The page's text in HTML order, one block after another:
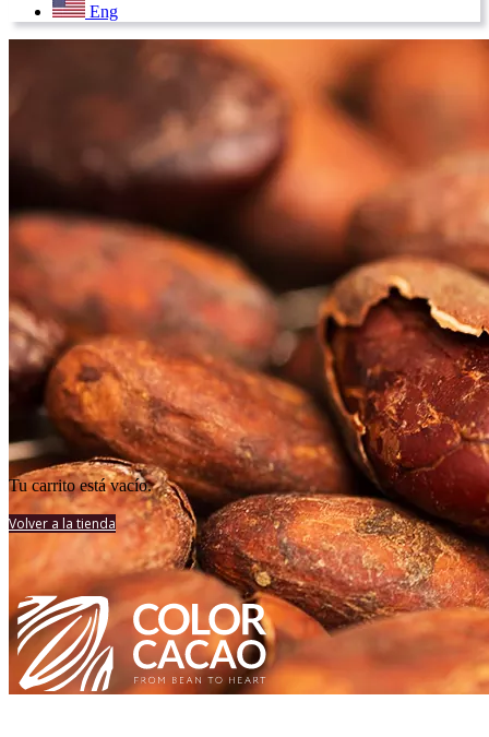
Eng
Tu carrito está vacío.
Volver a la tienda